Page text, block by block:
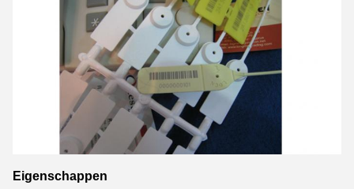
Eigenschappen